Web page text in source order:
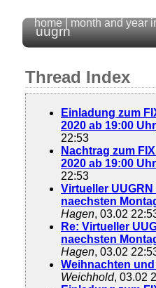
uugrn
home month and year
Thread Index
Einladung zum
2020 ab 19:00 Uhr
22:53
Nachtrag zum
2020 ab 19:00 Uhr
22:53
Virtueller
naechsten
Hagen, 03.02
Re: Virtueller
naechsten
Hagen, 03.02
Weihnachten
Weichhold, 03.02